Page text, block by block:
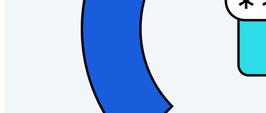
Lås upp lösenordsfunktioner och mer med bara några rader
Utvecklardokumentation